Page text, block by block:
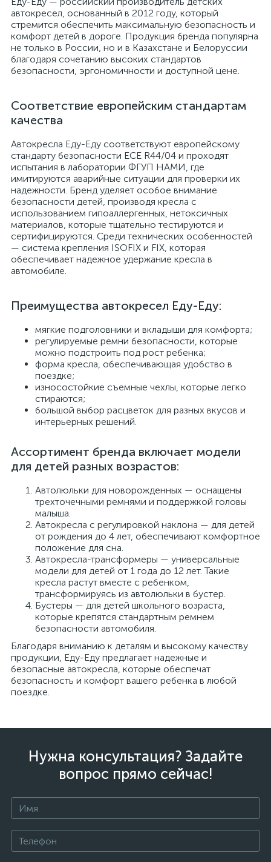
автокресел, основанный в 2012 году, который
стремится обеспечить максимальную безопасность и
комфорт детей в дороге. Продукция бренда популярна
не только в России, но и в Казахстане и Белоруссии
благодаря сочетанию высоких стандартов
безопасности, эргономичности и доступной цене.
Соответствие европейским стандартам
качества
Автокресла Еду-Еду соответствуют европейскому
стандарту безопасности ECE R44/04 и проходят
испытания в лаборатории ФГУП НАМИ, где
имитируются аварийные ситуации для проверки их
надежности. Бренд уделяет особое внимание
безопасности детей, производя кресла с
использованием гипоаллергенных, нетоксичных
материалов, которые тщательно тестируются и
сертифицируются. Среди технических особенностей
— система крепления ISOFIX и FIX, которая
обеспечивает надежное удержание кресла в
автомобиле.
Преимущества автокресел Еду-Еду:
мягкие подголовники и вкладыши для комфорта;
регулируемые ремни безопасности, которые
можно подстроить под рост ребенка;
форма кресла, обеспечивающая удобство в
поездке;
износостойкие съемные чехлы, которые легко
стираются;
большой выбор расцветок для разных вкусов и
интерьерных решений.
Ассортимент бренда включает модели
для детей разных возрастов:
Автолюльки для новорожденных — оснащены
трехточечными ремнями и поддержкой головы
малыша.
Автокресла с регулировкой наклона — для детей
от рождения до 4 лет, обеспечивают комфортное
положение для сна.
Автокресла-трансформеры — универсальные
модели для детей от 1 года до 12 лет. Такие
кресла растут вместе с ребенком,
трансформируясь из автолюльки в бустер.
Бустеры — для детей школьного возраста,
которые крепятся стандартным ремнем
безопасности автомобиля.
Благодаря вниманию к деталям и высокому качеству
продукции, Еду-Еду предлагает надежные и
безопасные автокресла, которые обеспечат
безопасность и комфорт вашего ребенка в любой
поездке.
Нужна консультация? Задайте
вопрос прямо сейчас!